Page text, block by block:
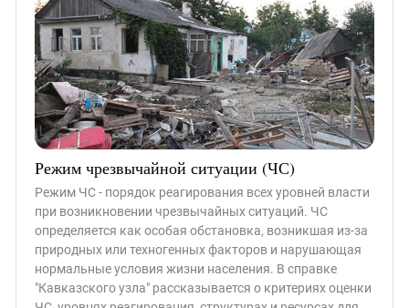
Режим чрезвычайной ситуации (ЧС)
Режим ЧС - порядок реагирования всех уровней власти
при возникновении чрезвычайных ситуаций. ЧС
определяется как особая обстановка, возникшая из-за
природных или техногенных факторов и нарушающая
нормальные условия жизни населения. В справке
"Кавказского узла" рассказывается о критериях оценки